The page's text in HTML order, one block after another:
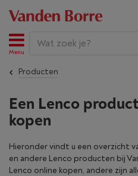
Menu
Producten
Een Lenco
kopen
Hieronder vindt u een overzicht
en andere Lenco producten bij
Lenco online kopen, andere zijn